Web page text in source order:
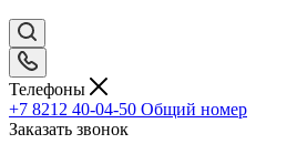
Телефоны
+7 8212 40-04-50 Общий номер
Заказать звонок